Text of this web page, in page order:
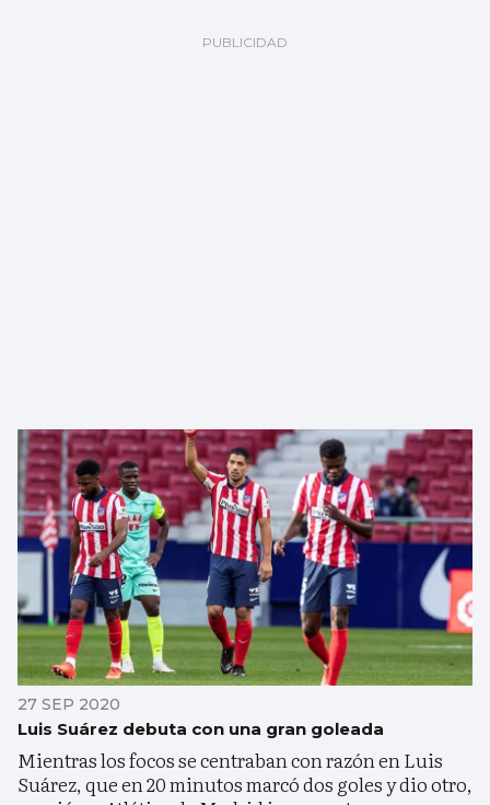
27 SEP 2020
Luis Suárez debuta con una gran goleada
Mientras los focos se centraban con razón en Luis
Suárez, que en 20 minutos marcó dos goles y dio otro,